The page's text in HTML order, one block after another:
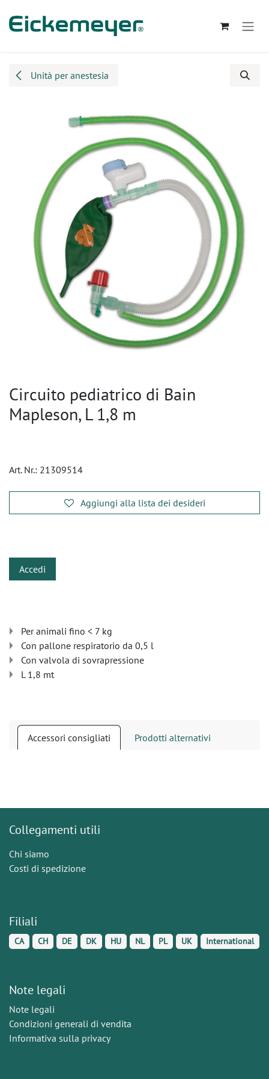
Unità per anestesia
Circuito pediatrico di Bain
Mapleson, L 1,8 m
Art. Nr.: 21309514
Aggiungi alla lista dei desideri
Accedi
Per animali fino < 7 kg
Con pallone respiratorio da 0,5 l
Con valvola di sovrapressione
L 1,8 mt
Accessori consigliati Prodotti alternativi
Collegamenti utili
Chi siamo
Costi di spedizione
Filiali
CA CH DE DK HU NL PL UK International
Note legali
Note legali
Condizioni generali di vendita
Informativa sulla privacy